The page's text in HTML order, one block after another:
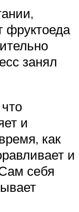
фруктоеда
занял
и
как
и
себя